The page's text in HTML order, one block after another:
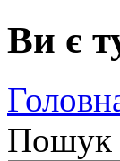
Ви є
Пошук